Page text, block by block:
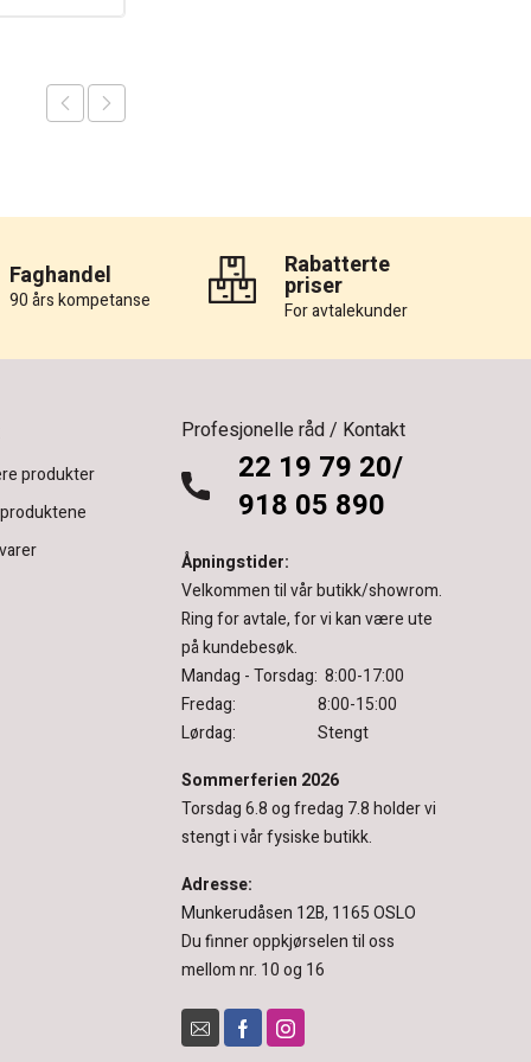
Faghandel
90 års kompetanse
Rabatterte
priser
For avtalekunder
produkter
Profesjonelle råd / Kontakt
22 19 79 20/
918 05 890
Åpningstider:
Velkommen til vår butikk/showrom.
Ring for avtale, for vi kan være ute
på kundebesøk.
Mandag - Torsdag: 8:00-17:00
Fredag: 8:00-15:00
Lørdag: Stengt
Sommerferien 2026
Torsdag 6.8 og fredag 7.8 holder vi
stengt i vår fysiske butikk.
Adresse:
Munkerudåsen 12B, 1165 OSLO
Du finner oppkjørselen til oss
mellom nr. 10 og 16